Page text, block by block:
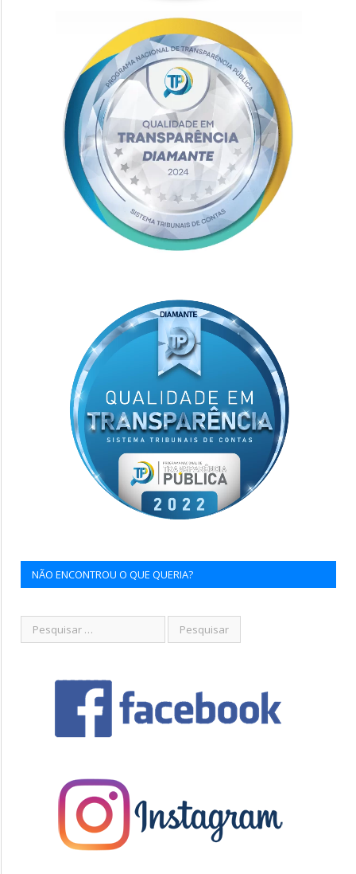
NÃO ENCONTROU O QUE QUERIA?